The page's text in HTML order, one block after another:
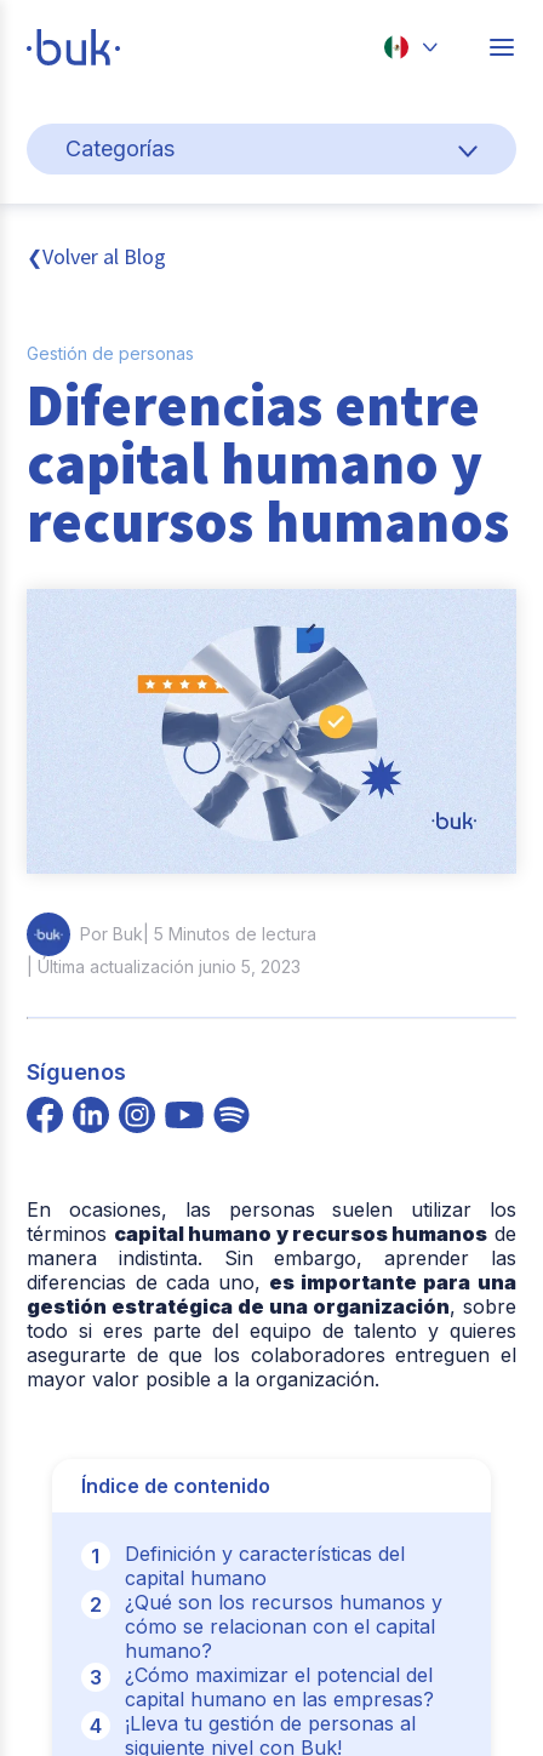
Perú
Categorías
Gestión de personas
Cultura y bienestar laboral
Transformación digital
Tendencias y data
Novedades
Entrevistas con expertos
❮Volver al Blog
Gestión de personas
Diferencias entre
capital humano y
recursos humanos
Por Buk | 5 Minutos de lectura
| Última actualización junio 5, 2023
Síguenos
En ocasiones, las personas suelen utilizar los
términos capital humano y recursos humanos de
manera indistinta. Sin embargo, aprender las
diferencias de cada uno, es importante para una
gestión estratégica de una organización, sobre
todo si eres parte del equipo de talento y quieres
asegurarte de que los colaboradores entreguen el
mayor valor posible a la organización.
Índice de contenido
Definición y características del
capital humano
¿Qué son los recursos humanos y
cómo se relacionan con el capital
humano?
¿Cómo maximizar el potencial del
capital humano en las empresas?
¡Lleva tu gestión de personas al
siguiente nivel con Buk!